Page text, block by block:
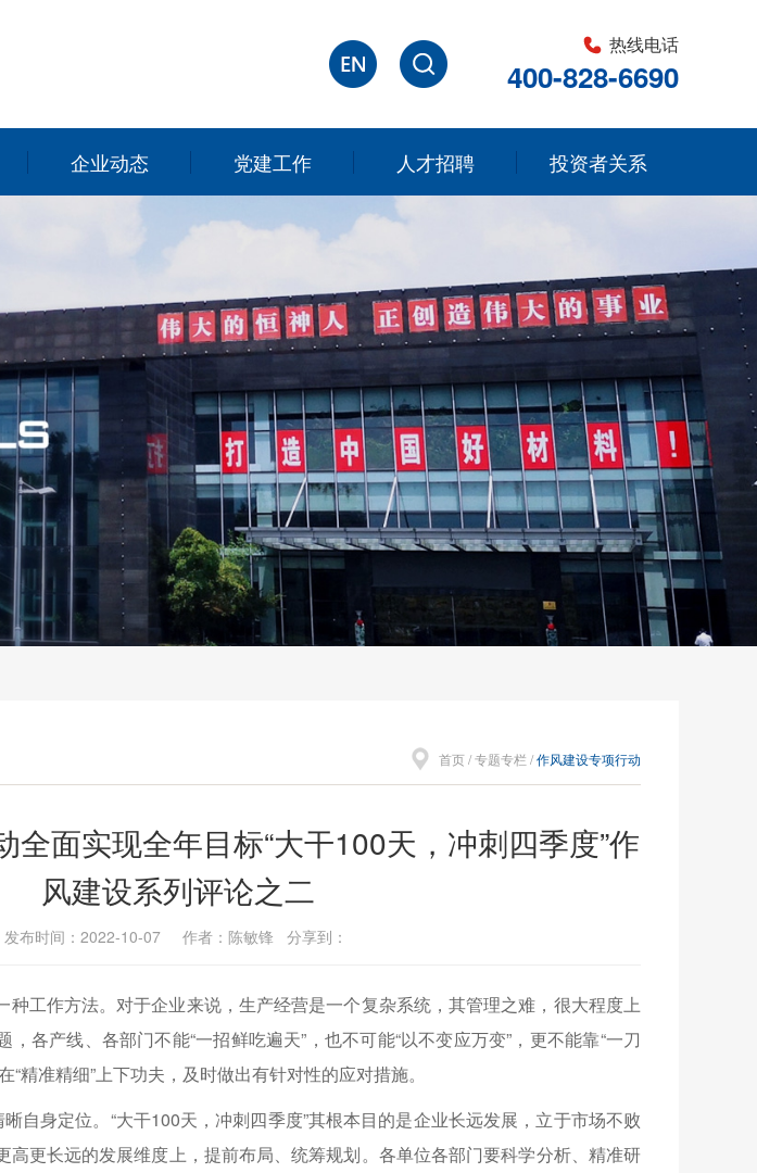
热线电话
400-828-6690
企业动态 党建工作 人才招聘 投资者关系
首页/专题专栏 /作风建设专项行动
全面实现全年目标“大干100天，冲刺四季度”作
风建设系列评论之二
发布时间：2022-10-07 作者：陈敏锋 分享到：
种工作方法。对于企业来说，生产经营是一个复杂系统，其管理之难，很大程度上
各产线、各部门不能“一招鲜吃遍天”，也不可能“以不变应万变”，更不能靠“一刀
精准精细”上下功夫，及时做出有针对性的应对措施。
自身定位。“大干100天，冲刺四季度”其根本目的是企业长远发展，立于市场不败
高更长远的发展维度上，提前布局、统筹规划。各单位各部门要科学分析、精准研